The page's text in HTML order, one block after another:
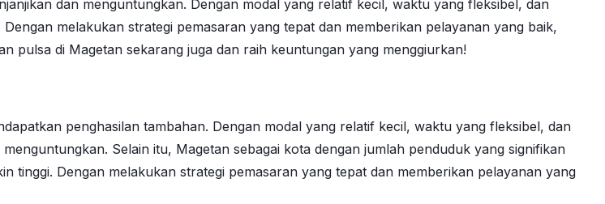
dan menguntungkan. Dengan modal yang relatif kecil, waktu yang fleksibel, dan
melakukan strategi pemasaran yang tepat dan memberikan pelayanan yang baik,
pulsa di Magetan sekarang juga dan raih keuntungan yang menggiurkan!
penghasilan tambahan. Dengan modal yang relatif kecil, waktu yang fleksibel, dan
Selain itu, Magetan sebagai kota dengan jumlah penduduk yang signifikan
tinggi. Dengan melakukan strategi pemasaran yang tepat dan memberikan pelayanan yang